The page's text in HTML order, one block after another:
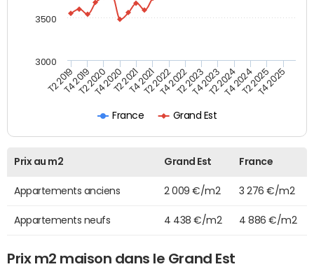
France Grand Est
T2 2019T4 2019T2 2020T4 2020T2 2021T4 2021T2 2022T4 2022T2 2023T4 2023T2 2024T4 2024T2 2025T4 2025
3000
3500
Prix au m2 Grand Est France
Appartements anciens 2 009 €/m2 3 276 €/m2
Appartements neufs 4 438 €/m2 4 886 €/m2
Prix m2 maison dans le Grand Est